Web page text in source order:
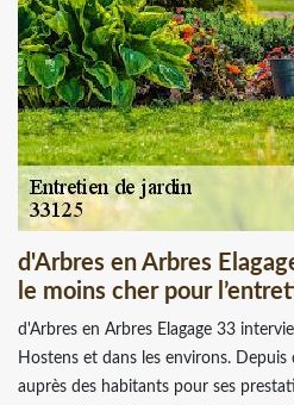
d'Arbres en Arbres
le moins cher pour
d'Arbres en Arbres Elagage 33
Hostens et dans les environs.
auprès des habitants pour ses